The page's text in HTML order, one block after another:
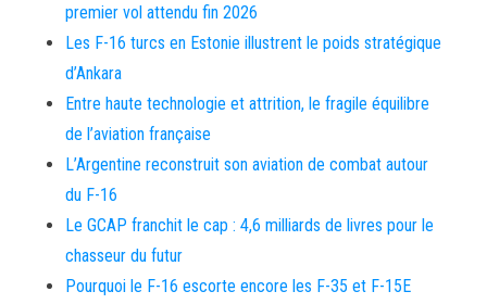
premier vol attendu fin 2026
Les F-16 turcs en Estonie illustrent le poids stratégique
d’Ankara
Entre haute technologie et attrition, le fragile équilibre
de l’aviation française
L’Argentine reconstruit son aviation de combat autour
du F-16
Le GCAP franchit le cap : 4,6 milliards de livres pour le
chasseur du futur
Pourquoi le F-16 escorte encore les F-35 et F-15E